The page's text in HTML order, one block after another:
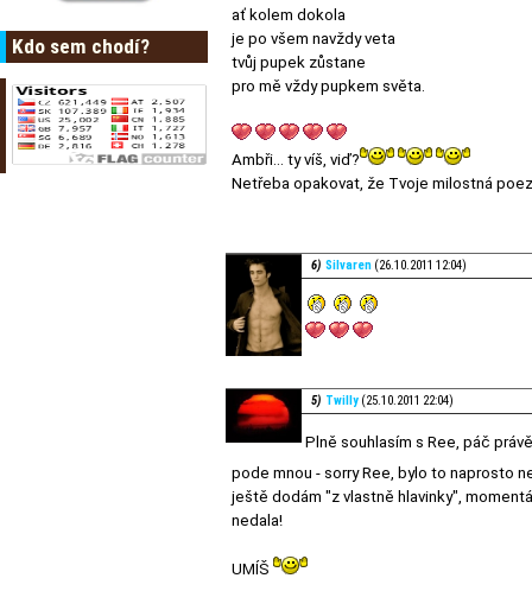
Kdo sem chodí?
ať kolem dokola
je po všem navždy veta
tvůj pupek zůstane
pro mě vždy pupkem světa.
Ambři... ty víš, viď?
Netřeba opakovat, že Tvoje milostná
6) Silvaren (26.10.2011 12:04)
5) Twilly (25.10.2011 22:04)
Plně souhlasím s Ree, páč
pode mnou - sorry Ree, bylo to naprosto
ještě dodám "z vlastně hlavinky",
nedala!
UMÍŠ